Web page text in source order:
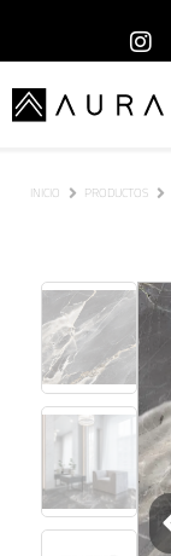
INICIO PRODUCTOS